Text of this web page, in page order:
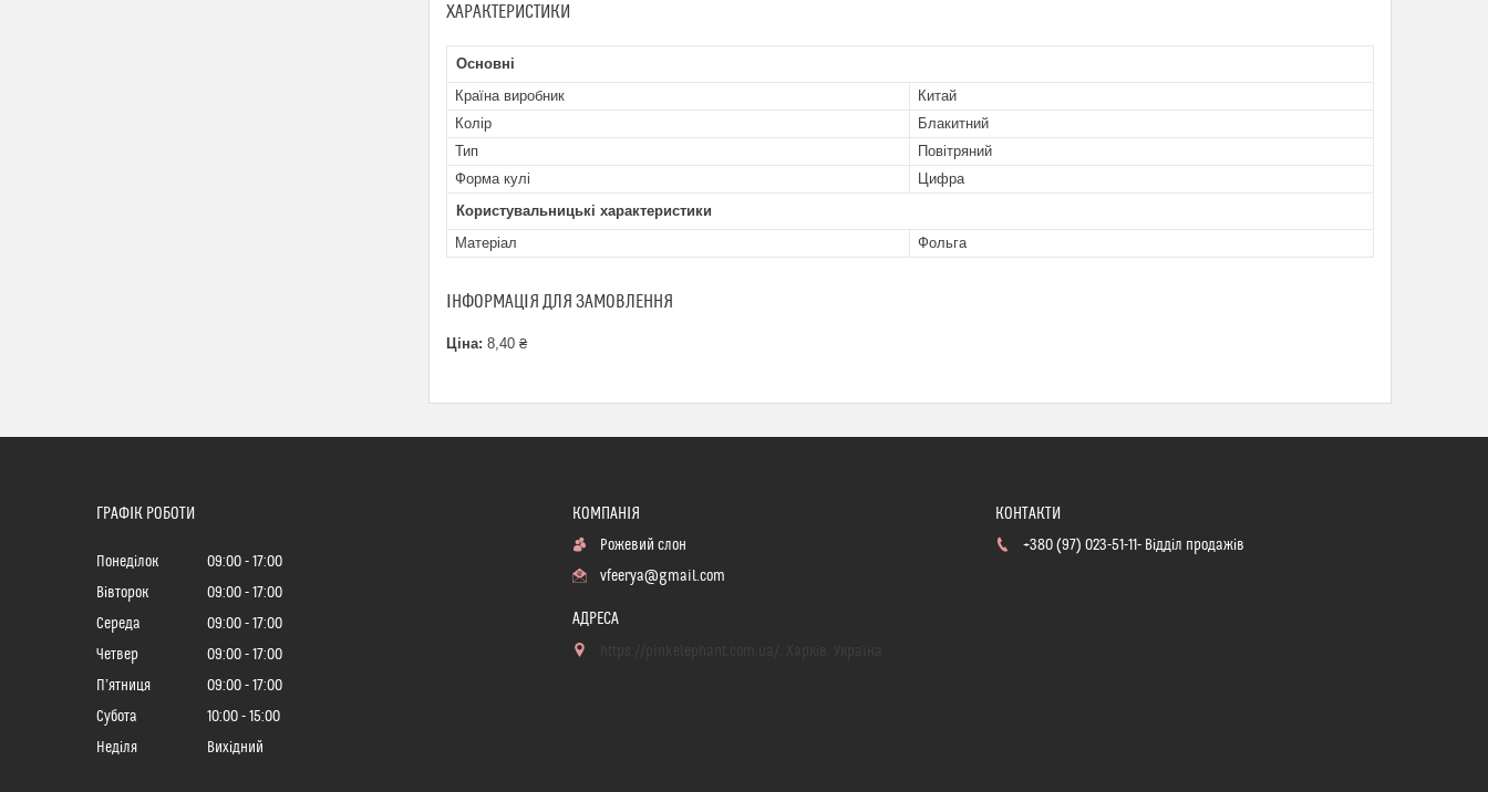
ХАРАКТЕРИСТИКИ
Основні
Країна виробник
Китай
Колір
Блакитний
Тип
Повітряний
Форма кулі
Цифра
Користувальницькі характеристики
Матеріал
Фольга
ІНФОРМАЦІЯ ДЛЯ ЗАМОВЛЕННЯ
Ціна: 8,40 ₴
ГРАФІК РОБОТИ
Понеділок 09:00
17:00
Вівторок
09:00
17:00
Середа
09:00
17:00
Четвер
09:00
17:00
Пʼятниця
09:00
17:00
Субота
10:00
15:00
Неділя
Вихідний
Рожевий слон
vfeerya@gmail.com
+380 (97) 023-51-11 Відділ продажів